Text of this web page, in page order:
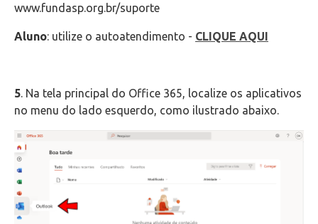
www.fundasp.org.br/suporte
Aluno: utilize o autoatendimento - CLIQUE AQUI
5. Na tela principal do Office 365, localize os aplicativos
no menu do lado esquerdo, como ilustrado abaixo.